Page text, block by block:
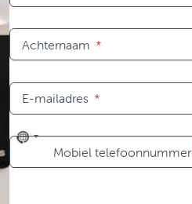
Achternaam *
E-mailadres *
No
countryMobiel telefoonnummer